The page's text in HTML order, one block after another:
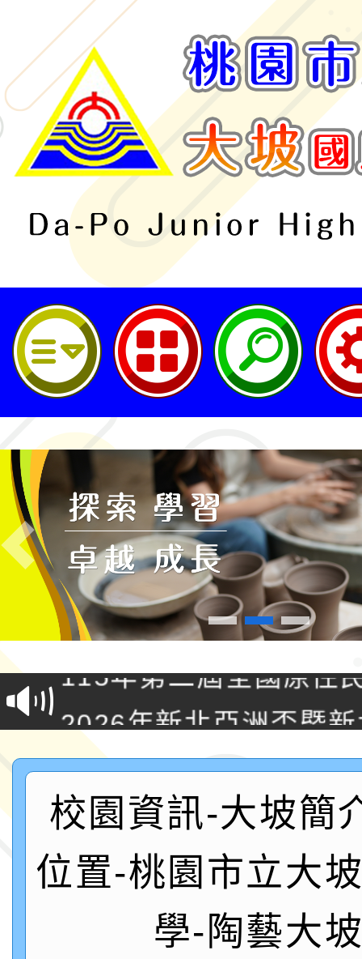
桃園市立大坡國民中學
Previous
轉知桃園市政府交通局
桃「我的減碳存摺2.0
案，詳如說明，請參閱
2026年新北亞洲盃暨
鐵人三項錦標賽
桃園市115學年度學生
「2026年『王牌愛／
運動系列徵選頒獎典禮
成果展」
2026城鎮韌性防空演習
桃園市大溪自造教育及
年八月份教師研習
國立成功大學辦理「台
校園資訊-大坡簡
位置-桃園市立大
學-陶藝大